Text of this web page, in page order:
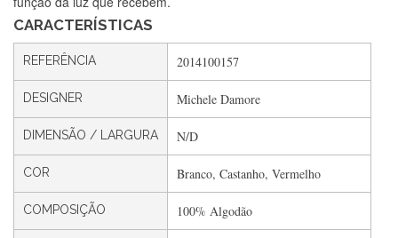
CARACTERÍSTICAS
REFERÊNCIA 2014100157
DESIGNER Michele Damore
DIMENSÃO / LARGURA N/D
COR Branco, Castanho, Vermelho
COMPOSIÇÃO 100% Algodão
Silvia André
Gostei ,Serviço bastante rápido. recomendo
Filipa Freire
Rápido, atendimento 5*. Hoje chegará a segunda encomenda
feita de muitas certamente❤️